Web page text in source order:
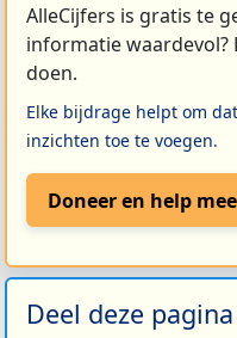
AlleCijfers is gratis te
informatie waardevol?
doen.
Elke bijdrage helpt om
inzichten toe te voegen.
Doneer en help mee
Deel deze pagina